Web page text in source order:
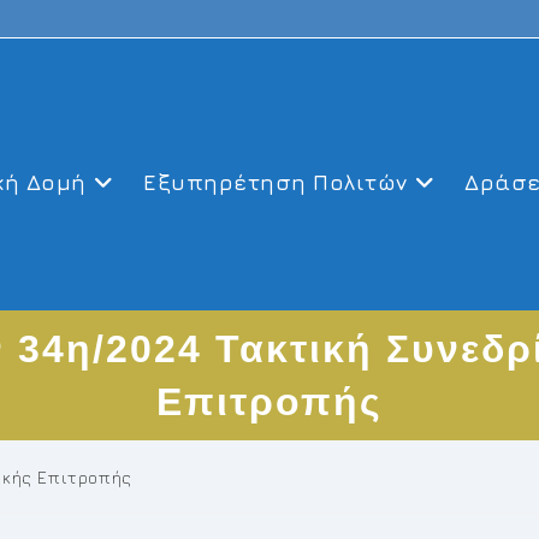
Δομή Εξυπηρέτηση Πολιτών
2024 Τακτική
Επιτροπής
Επιτροπής